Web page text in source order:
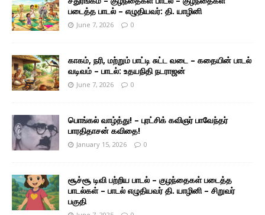
படைத்த பாடல் – எழுதியவர்: தி. யாழினி
June 7, 2026 0
காகம், நரி, மற்றும் பாட்டி சுட்ட வடை – கதையின் பாடல்
வடிவம் – பாடல்: உதயநிதி நடராஜன்
June 7, 2026 0
பொங்கல் வாழ்த்து! – புரட்சிக் கவிஞர் பாவேந்தர்
பாரதிதாசன் கவிதை!
January 15, 2026 0
சூச்சூ டிவி பற்றிய பாடல் – குழந்தைகள் படைத்த
பாடல்கள் – பாடல் எழுதியவர் தி. யாழினி – சிறுவர்
பகுதி